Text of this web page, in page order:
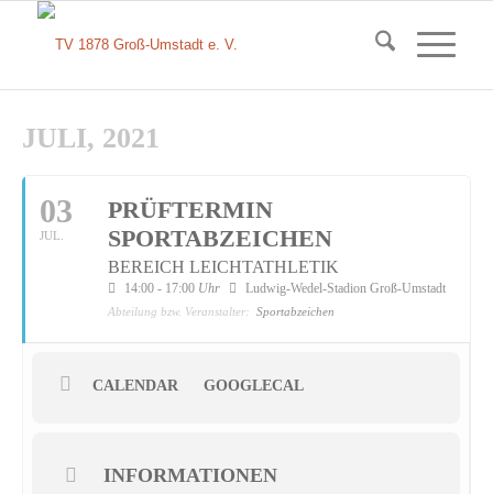
JULI, 2021
03
JUL.
PRÜFTERMIN
SPORTABZEICHEN
BEREICH LEICHTATHLETIK
14:00 - 17:00 Uhr Ludwig-Wedel-Stadion Groß-Umstadt
Abteilung bzw. Veranstalter: Sportabzeichen
CALENDAR GOOGLECAL
INFORMATIONEN